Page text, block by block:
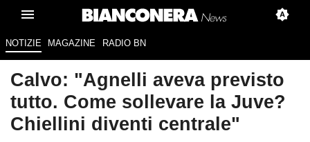
NOTIZIE MAGAZINE RADIO BN
Calvo: "Agnelli aveva previsto
tutto. Come sollevare la Juve?
Chiellini diventi centrale"